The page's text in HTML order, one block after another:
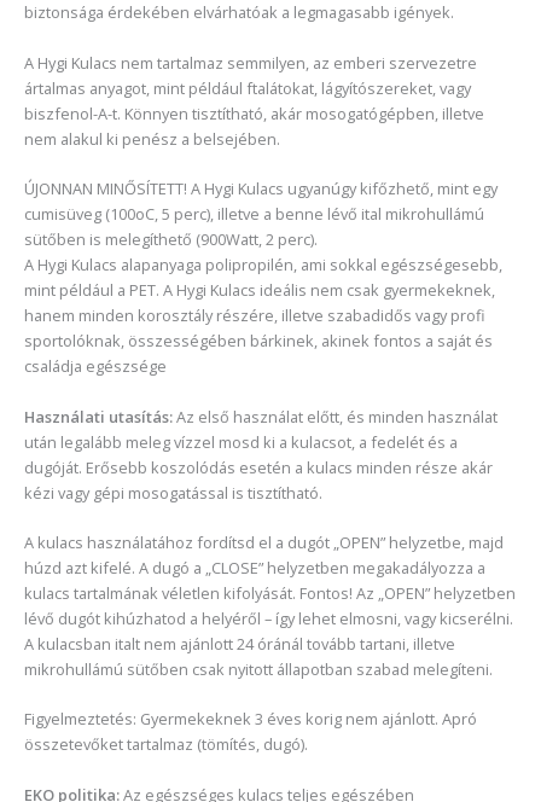
biztonsága érdekében elvárhatóak a legmagasabb igények.
A Hygi Kulacs nem tartalmaz semmilyen, az emberi szervezetre
ártalmas anyagot, mint például ftalátokat, lágyítószereket, vagy
biszfenol-A-t. Könnyen tisztítható, akár mosogatógépben, illetve
nem alakul ki penész a belsejében.
ÚJONNAN MINŐSÍTETT! A Hygi Kulacs ugyanúgy kifőzhető, mint egy
cumisüveg (100oC, 5 perc), illetve a benne lévő ital mikrohullámú
sütőben is melegíthető (900Watt, 2 perc).
A Hygi Kulacs alapanyaga polipropilén, ami sokkal egészségesebb,
mint például a PET. A Hygi Kulacs ideális nem csak gyermekeknek,
hanem minden korosztály részére, illetve szabadidős vagy profi
sportolóknak, összességében bárkinek, akinek fontos a saját és
családja egészsége
Használati utasítás:Az első használat előtt, és minden használat
után legalább meleg vízzel mosd ki a kulacsot, a fedelét és a
dugóját. Erősebb koszolódás esetén a kulacs minden része akár
kézi vagy gépi mosogatással is tisztítható.
A kulacs használatához fordítsd el a dugót „OPEN” helyzetbe, majd
húzd azt kifelé. A dugó a „CLOSE” helyzetben megakadályozza a
kulacs tartalmának véletlen kifolyását. Fontos! Az „OPEN” helyzetben
lévő dugót kihúzhatod a helyéről – így lehet elmosni, vagy kicserélni.
A kulacsban italt nem ajánlott 24 óránál tovább tartani, illetve
mikrohullámú sütőben csak nyitott állapotban szabad melegíteni.
Figyelmeztetés: Gyermekeknek 3 éves korig nem ajánlott. Apró
összetevőket tartalmaz (tömítés, dugó).
EKO politika:Az egészséges kulacs teljes egészében